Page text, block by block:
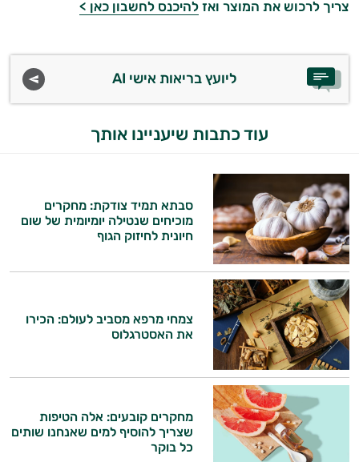
צריך לרכוש את המוצר ואז להיכנס לחשבון כאן >
ליועץ בריאות אישי AI
עוד כתבות שיעניינו אותך
סבתא תמיד צודקת: מחקרים
מוכיחים שנטילה יומיומית של שום
חיונית לחיזוק הגוף
צמחי מרפא מסביב לעולם: הכירו
את האסטרגלוס
מחקרים קובעים: אלה הטיפות
שצריך להוסיף למים שאנחנו שותים
כל בוקר
היי,
אני יועץ הבריאות האישי AI של טבע בריא.
התשובות שלי מבוססות על מאגרי מידע קליניים
וספרות מקצועית בתחומי הרפואה הטבעית
ותזונת הספורט.
אני כאן כדי לעזור לך להתאים את תוספי
התזונה ומוצרי הבריאות המדויקים למטרות
ולמצב הגופני שלך, ולהסביר לך אילו רכיבים
עובדים יחד כדי למקסם תוצאות גם בחיי היום
יום וגם בתחום הכושר והספורט.
המטרה שלי היא להתאים עבורך המלצות
אישיות מבוססות מדעית.